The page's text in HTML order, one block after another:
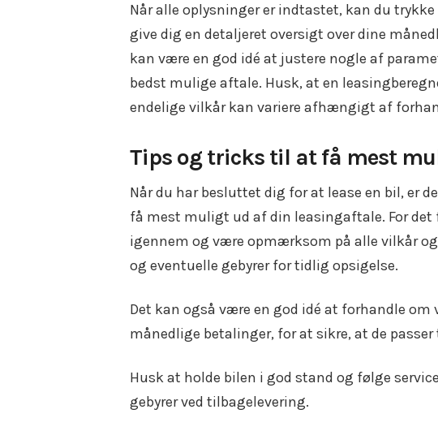
Når alle oplysninger er indtastet, kan du
give dig en detaljeret oversigt over dine
kan være en god idé at justere nogle af
bedst mulige aftale. Husk, at en
endelige vilkår kan variere afhængigt af
Tips og tricks til at få mest
Når du har besluttet dig for at lease en bil, er
få mest muligt ud af din leasingaftale. For
igennem og være opmærksom på alle vilkår
og eventuelle gebyrer for tidlig opsigelse.
Det kan også være en god idé at forhandle
månedlige betalinger, for at sikre, at de
Husk at holde bilen i god stand og følge
gebyrer ved tilbagelevering.